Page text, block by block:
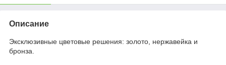
Описание
Эксклюзивные цветовые решения: золото, нержавейка и
бронза.